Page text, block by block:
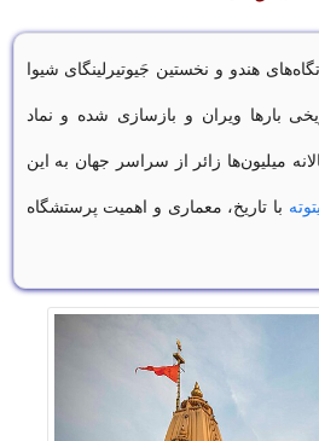
هندو و نخستین جَیوتیرلینگای شیوا
بارها ویران و بازسازی شده و نماد
میلیون‌ها زائر از سراسر جهان به این
با تاریخ، معماری و اهمیت پرستشگاه